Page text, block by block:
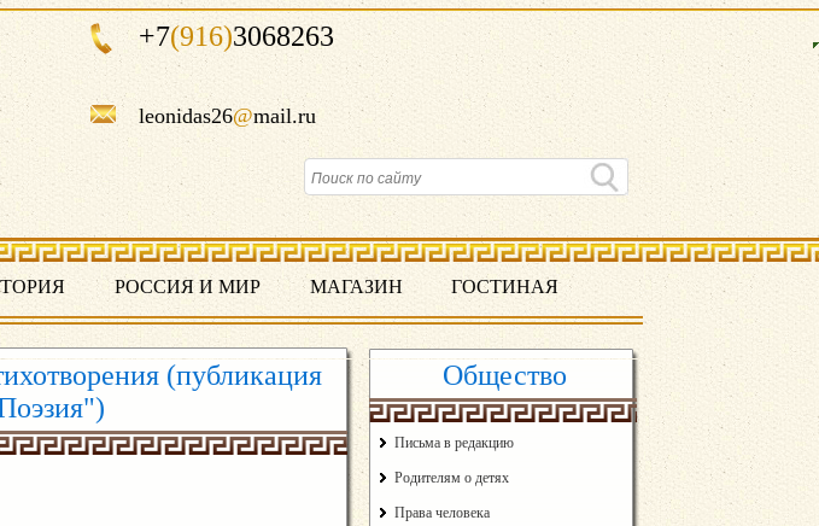
+7(916)3068263
leonidas26@mail.ru
РОССИЯ И МИР МАГАЗИН ГОСТИНАЯ
(публикация
Общество
Письма в редакцию
Родителям о детях
Права человека